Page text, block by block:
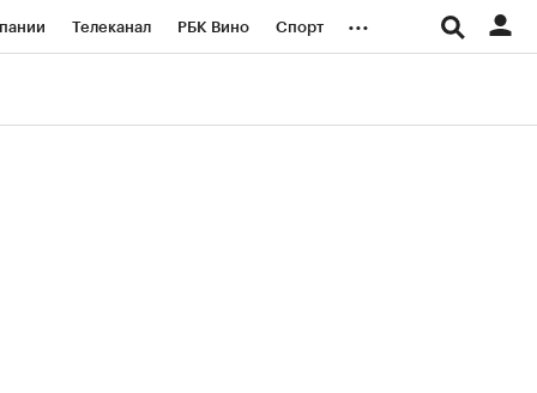
Телеканал РБК Вино Спорт ...